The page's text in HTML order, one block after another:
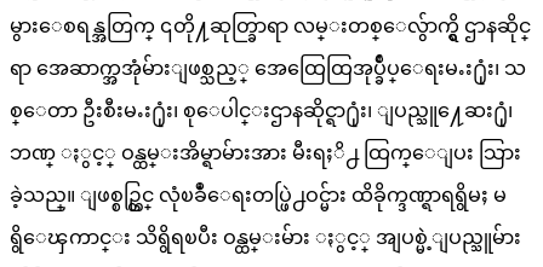
မွားေစရန္အတြက္ ၎တို႔ဆုတ္ခြာရာ လမ္းတစ္ေလွ်ာက္ရွိ ဌာနဆိုင္
ရာ အေဆာက္အအုံမ်ားျဖစ္သည့္ အေထြေထြအုပ္ခ်ဳပ္ေရးမႉး႐ုံး၊ သ
စ္ေတာ ဦးစီးမႉး႐ုံး၊ စုေပါင္းဌာနဆိုင္ရာ႐ုံး၊ ျပည္သူ႔ေဆး႐ုံ၊
ဘဏ္ ႏွင့္ ဝန္ထမ္းအိမ္ရာမ်ားအား မီးရႈိ႕ ထြက္ေျပး သြား
ခဲ့သည္။ ျဖစ္စဥ္တြင္ လုံၿခဳံေရးတပ္ဖြဲ႕ဝင္မ်ား ထိခိုက္ဒဏ္ရာရရွိမႈ မ
ရွိေၾကာင္း သိရွိရၿပီး ဝန္ထမ္းမ်ား ႏွင့္ အျပစ္မဲ့ျပည္သူမ်ား